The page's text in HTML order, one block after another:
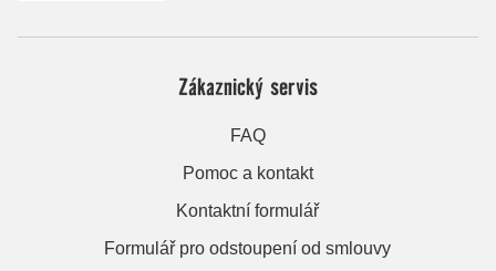
Zákaznický servis
FAQ
Pomoc a kontakt
Kontaktní formulář
Formulář pro odstoupení od smlouvy